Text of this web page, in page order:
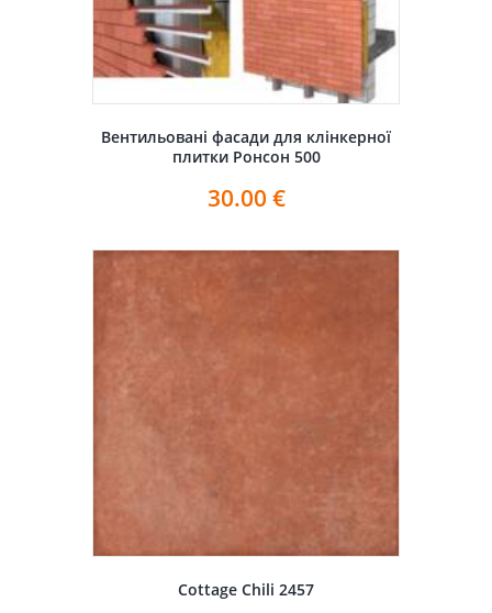
Вентильовані фасади для клінкерної
плитки Ронсон 500
30.00 €
Cottage Chili 2457